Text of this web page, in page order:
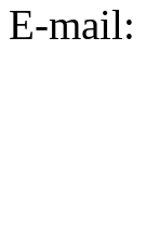
E-mail: